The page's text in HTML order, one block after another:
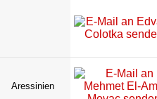
Aressinien